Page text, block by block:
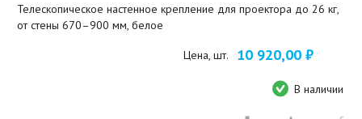
Телескопическое настенное крепление для проектора до 26 кг,
от стены 670–900 мм, белое
Цена, шт. 10 920,00 ₽
В наличии